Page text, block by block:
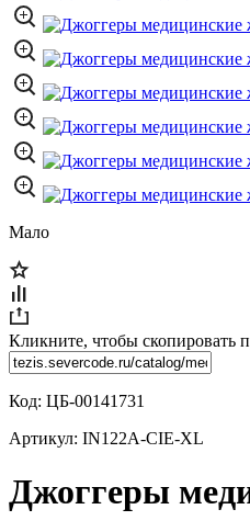
Мало
Кликните, чтобы скопировать
Код: ЦБ-00141731
Артикул: IN122A-CIE-XL
Джоггеры